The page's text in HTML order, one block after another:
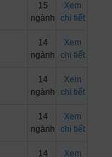
15
ngành
Xem
chi tiết
14
ngành
Xem
chi tiết
14
ngành
Xem
chi tiết
14
ngành
Xem
chi tiết
14 Xem